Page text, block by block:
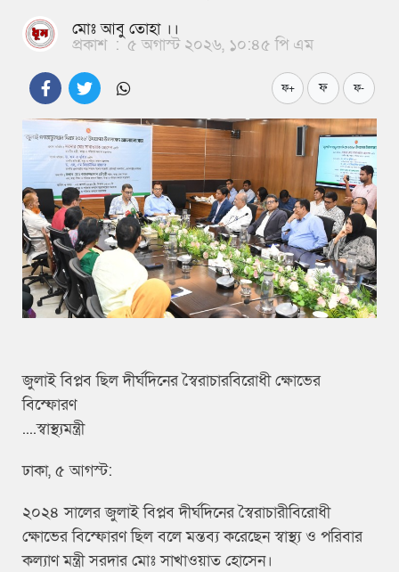
মোঃ আবু তোহা ।।
প্রকাশ : ৫ অগাস্ট ২০২৬, ১০:৪৫ পি এম
ফ+ ফ ফ-
জুলাই বিপ্লব ছিল দীর্ঘদিনের স্বৈরাচারবিরোধী ক্ষোভের
বিস্ফোরণ
....স্বাস্থ্যমন্ত্রী
ঢাকা, ৫ আগস্ট:
২০২৪ সালের জুলাই বিপ্লব দীর্ঘদিনের স্বৈরাচারীবিরোধী
ক্ষোভের বিস্ফোরণ ছিল বলে মন্তব্য করেছেন স্বাস্থ্য ও পরিবার
কল্যাণ মন্ত্রী সরদার মোঃ সাখাওয়াত হোসেন।